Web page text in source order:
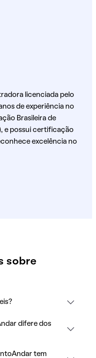
licenciada pelo
de experiência no
Brasileira de
e possui certificação
excelência no
sobre
difere dos
tem